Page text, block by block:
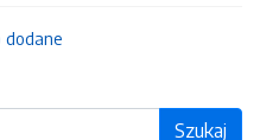
Szukaj